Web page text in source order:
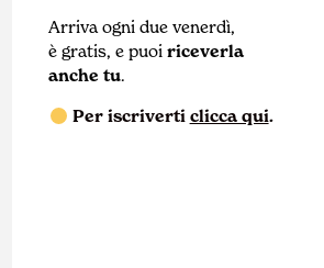
Arriva ogni due venerdì,
è gratis, e puoiriceverla
anche tu.
Per iscriverti clicca qui.